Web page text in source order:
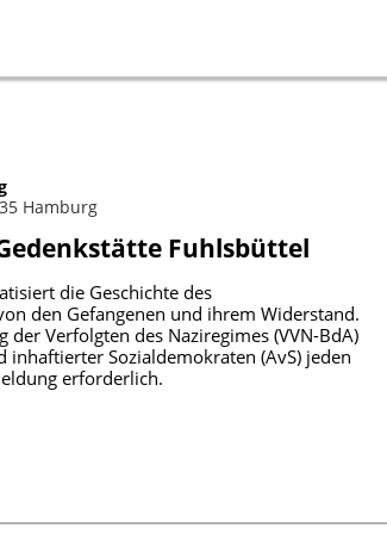
Hamburg
Fuhlsbüttel
die Geschichte des
den Gefangenen und ihrem Widerstand.
Verfolgten des Naziregimes (VVN-BdA)
Sozialdemokraten (AvS) jeden
erforderlich.